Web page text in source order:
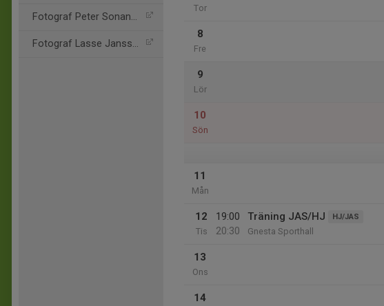
Fotograf Peter Sonanader
Fotograf Lasse Jansson
Tor
8
Fre
9
Lör
10
Sön
11
Mån
12
Tis
19:00
20:30
Träning JAS/HJ HJ/JAS
Gnesta Sporthall
13
Ons
14